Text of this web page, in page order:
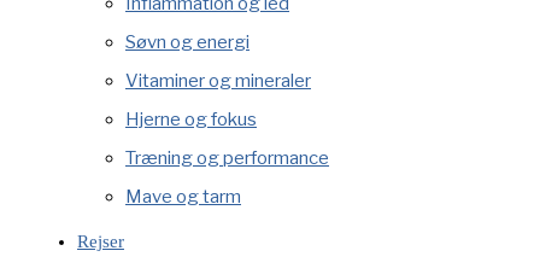
Søvn og energi
Vitaminer og mineraler
Hjerne og fokus
Træning og performance
Mave og tarm
Rejser